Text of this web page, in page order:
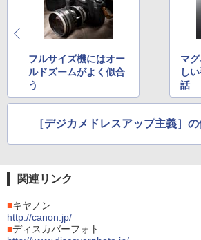
フルサイズ機にはオー
ルドズームがよく似合
う
マ
し
話
［デジカメドレスアップ主義］
関連リンク
■キヤノン
http://canon.jp/
■ディスカバーフォト